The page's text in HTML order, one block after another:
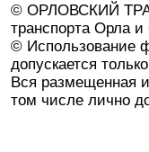
© ОРЛОВСКИЙ
транспорта Орла и
© Использование
допускается
Вся размещенная
том числе лично